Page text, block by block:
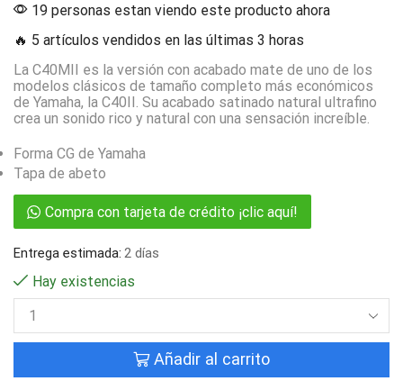
19 personas estan viendo este producto ahora
🔥 5 artículos vendidos en las últimas 3 horas
La C40MII es la versión con acabado mate de uno de los
modelos clásicos de tamaño completo más económicos
de Yamaha, la C40II. Su acabado satinado natural ultrafino
crea un sonido rico y natural con una sensación increíble.
Forma CG de Yamaha
Tapa de abeto
Compra con tarjeta de crédito ¡clic aquí!
Entrega estimada: 2 días
Hay existencias
Añadir al carrito